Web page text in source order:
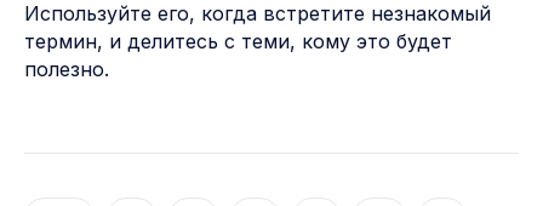
Используйте его, когда встретите незнакомый
термин, и делитесь с теми, кому это будет
полезно.